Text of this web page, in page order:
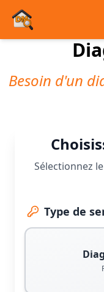
Besoin d'un
Sélectionnez
Type de